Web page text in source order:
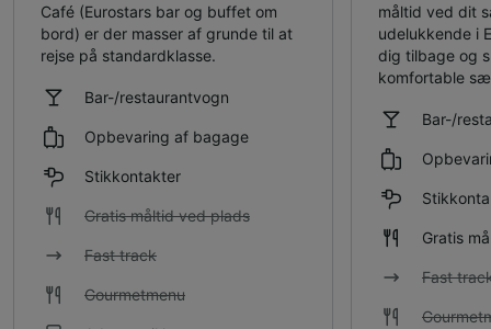
Café (Eurostars bar og buffet om
bord) er der masser af grunde til at
rejse på standardklasse.
Bar-/restaurantvogn
Opbevaring af bagage
Stikkontakter
Gratis måltid ved plads
Fast track
Gourmetmenu
måltid ved dit
udelukkende i
dig tilbage og
komfortable
Bar-/
Gratis
Fast